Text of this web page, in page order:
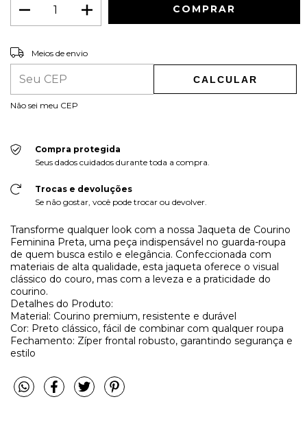
Entregas para o CEP:
Meios de envio
CALCULAR
Não sei meu CEP
Compra protegida
Seus dados cuidados durante toda a compra.
Trocas e devoluções
Se não gostar, você pode trocar ou devolver.
Transforme qualquer look com a nossa Jaqueta de Courino
Feminina Preta, uma peça indispensável no guarda-roupa
de quem busca estilo e elegância. Confeccionada com
materiais de alta qualidade, esta jaqueta oferece o visual
clássico do couro, mas com a leveza e a praticidade do
courino.
Detalhes do Produto:
Material: Courino premium, resistente e durável
Cor: Preto clássico, fácil de combinar com qualquer roupa
Fechamento: Zíper frontal robusto, garantindo segurança e
estilo